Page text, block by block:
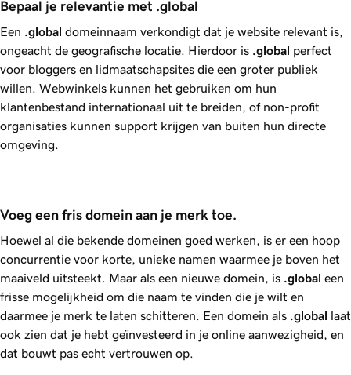
Bepaal je relevantie met .global
Een .global domeinnaam verkondigt dat je website relevant is,
ongeacht de geografische locatie. Hierdoor is .global perfect
voor bloggers en lidmaatschapsites die een groter publiek
willen. Webwinkels kunnen het gebruiken om hun
klantenbestand internationaal uit te breiden, of non-profit
organisaties kunnen support krijgen van buiten hun directe
omgeving.
Voeg een fris domein aan je merk toe.
Hoewel al die bekende domeinen goed werken, is er een hoop
concurrentie voor korte, unieke namen waarmee je boven het
maaiveld uitsteekt. Maar als een nieuwe domein, is .global een
frisse mogelijkheid om die naam te vinden die je wilt en
daarmee je merk te laten schitteren. Een domein als .global laat
ook zien dat je hebt geïnvesteerd in je online aanwezigheid, en
dat bouwt pas echt vertrouwen op.